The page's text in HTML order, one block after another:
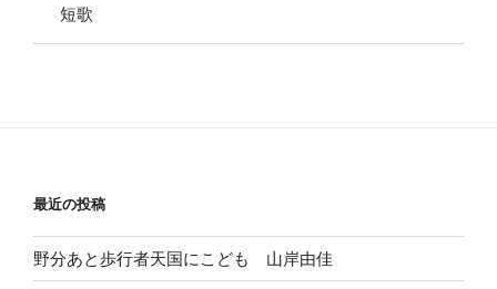
短歌
最近の投稿
野分あと歩行者天国にこども 山岸由佳